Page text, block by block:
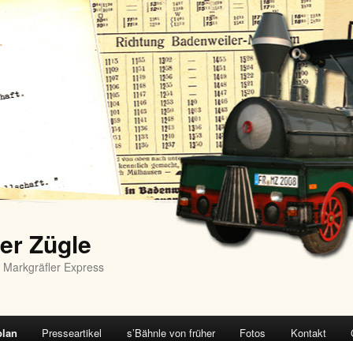
Zügle
Express
Presseartikel s’Bähnle von früher Fotos Kontakt